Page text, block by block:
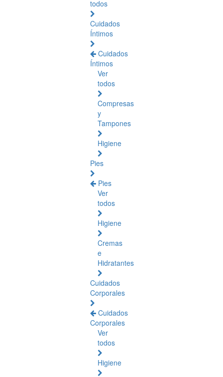
todos
Cuidados
Íntimos
Cuidados
Íntimos
Ver
todos
Compresas
y
Tampones
Higiene
Pies
Pies
Ver
todos
Higiene
Cremas
e
Hidratantes
Cuidados
Corporales
Cuidados
Corporales
Ver
todos
Higiene